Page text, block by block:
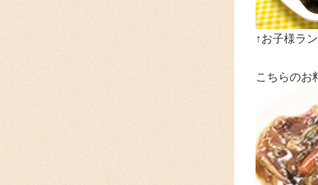
↑お子様ラ
こちらのお